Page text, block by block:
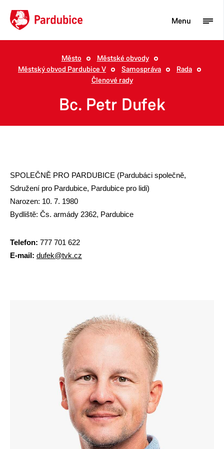
Turista
Občan
Město
Městské obvody
Městský obvod Pardubice V
Samospráva
Rada
Členové rady
Bc. Petr Dufek
SPOLEČNĚ PRO PARDUBICE (Pardubáci společně,
Sdružení pro Pardubice, Pardubice pro lidi)
Narozen: 10. 7. 1980
Bydliště: Čs. armády 2362, Pardubice
Telefon: 777 701 622
E-mail: dufek@tvk.cz
Menu